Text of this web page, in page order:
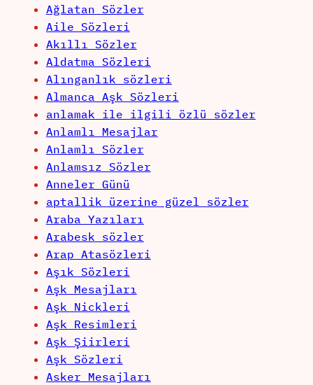
Ağlatan Sözler
Aile Sözleri
Akıllı Sözler
Aldatma Sözleri
Alınganlık sözleri
Almanca Aşk Sözleri
anlamak ile ilgili özlü sözler
Anlamlı Mesajlar
Anlamlı Sözler
Anlamsız Sözler
Anneler Günü
aptallik üzerine güzel sözler
Araba Yazıları
Arabesk sözler
Arap Atasözleri
Aşık Sözleri
Aşk Mesajları
Aşk Nickleri
Aşk Resimleri
Aşk Şiirleri
Aşk Sözleri
Asker Mesajları